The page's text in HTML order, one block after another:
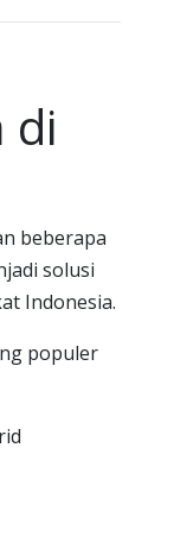
di
beberapa
solusi
Indonesia.
populer